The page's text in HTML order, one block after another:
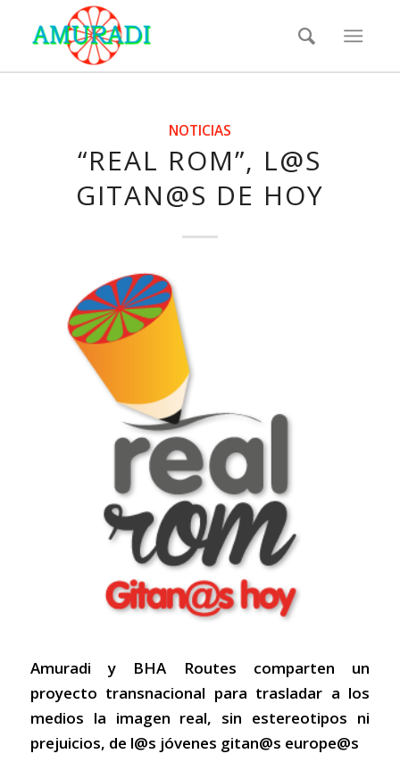
NOTICIAS
“REAL ROM”, L@S
GITAN@S DE HOY
Amuradi y BHA Routes comparten un
proyecto transnacional para trasladar a los
medios la imagen real, sin estereotipos ni
prejuicios, de l@s jóvenes gitan@s europe@s